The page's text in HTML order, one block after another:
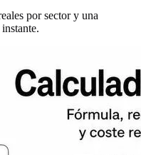
por sector y una